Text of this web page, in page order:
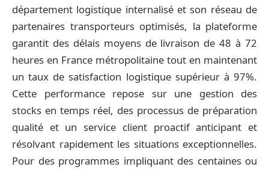
département logistique internalisé et son réseau de
partenaires transporteurs optimisés, la plateforme
garantit des délais moyens de livraison de 48 à 72
heures en France métropolitaine tout en maintenant
un taux de satisfaction logistique supérieur à 97%.
Cette performance repose sur une gestion des
stocks en temps réel, des processus de préparation
qualité et un service client proactif anticipant et
résolvant rapidement les situations exceptionnelles.
Pour des programmes impliquant des centaines ou